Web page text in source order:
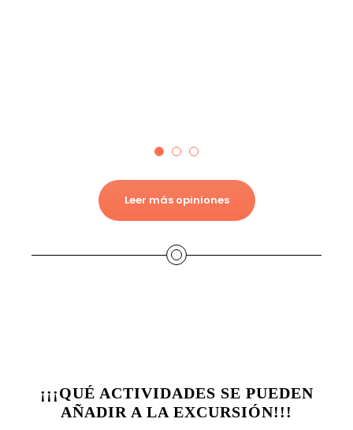
Leer más opiniones
¡¡¡QUÉ ACTIVIDADES SE PUEDEN
AÑADIR A LA EXCURSIÓN!!!